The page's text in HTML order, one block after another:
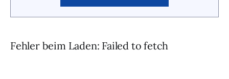
Fehler beim Laden: Failed to fetch